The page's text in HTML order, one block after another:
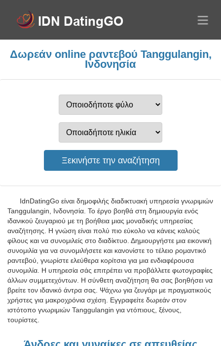
Δωρεάν online ραντεβού Tanggulangin,
Ινδονησία
IdnDatingGo είναι δημοφιλής διαδικτυακή υπηρεσία γνωριμιών
Tanggulangin, Ινδονησία. Το έργο βοηθά στη δημιουργία ενός
ιδανικού ζευγαριού με τη βοήθεια μιας μοναδικής υπηρεσίας
αναζήτησης. Η γνώση είναι πολύ πιο εύκολο να κάνεις καλούς
φίλους και να συνομιλείς στο διαδίκτυο. Δημιουργήστε μια εικονική
συνομιλία για να συνομιλήσετε και κανονίστε το τέλειο ρομαντικό
ραντεβού, γνωρίστε ελεύθερα κορίτσια για μια ενδιαφέρουσα
συνομιλία. Η υπηρεσία σάς επιτρέπει να προβάλλετε φωτογραφίες
άλλων συμμετεχόντων. Η σύνθετη αναζήτηση θα σας βοηθήσει να
βρείτε τον ιδανικό άντρα σας. Ψάχνω για ζευγάρι με πραγματικούς
χρήστες για μακροχρόνια σχέση. Εγγραφείτε δωρεάν στον
ιστότοπο γνωριμιών Tanggulangin για ντόπιους, ξένους,
τουρίστες.